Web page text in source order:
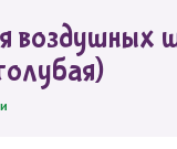
воздушных